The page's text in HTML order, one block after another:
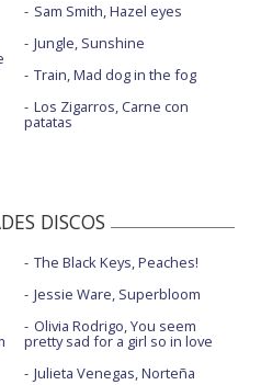
Sam Smith, Hazel eyes
Jungle, Sunshine
Train, Mad dog in the fog
Los Zigarros, Carne con
patatas
DISCOS
The Black Keys, Peaches!
Jessie Ware, Superbloom
Olivia Rodrigo, You seem
pretty sad for a girl so in love
Julieta Venegas, Norteña